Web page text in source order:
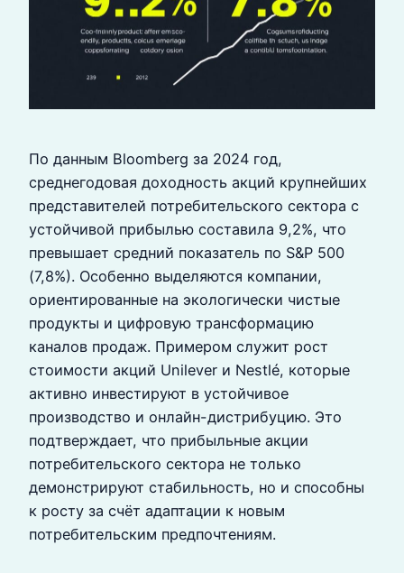
По данным Bloomberg за 2024 год,
среднегодовая доходность акций крупнейших
представителей потребительского сектора с
устойчивой прибылью составила 9,2%, что
превышает средний показатель по S&P 500
(7,8%). Особенно выделяются компании,
ориентированные на экологически чистые
продукты и цифровую трансформацию
каналов продаж. Примером служит рост
стоимости акций Unilever и Nestlé, которые
активно инвестируют в устойчивое
производство и онлайн-дистрибуцию. Это
подтверждает, что прибыльные акции
потребительского сектора не только
демонстрируют стабильность, но и способны
к росту за счёт адаптации к новым
потребительским предпочтениям.